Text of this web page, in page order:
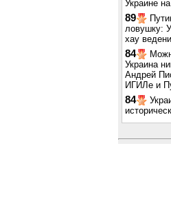
Украине
89
ловушку:
хау
84
Украина
Андрей
ИГИЛе и
84